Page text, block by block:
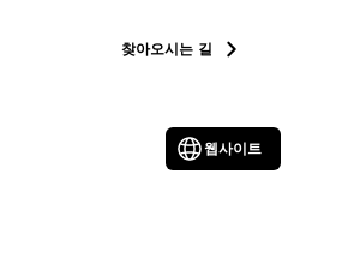
찾아오시는 길
웹사이트